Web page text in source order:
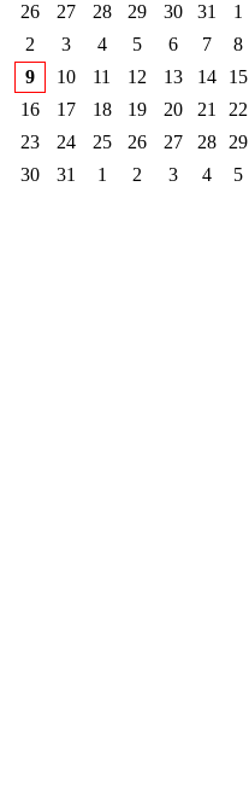
26
27 28 29 30 31
1
2
3 4 5 6 7
8
9
10 11 12 13 14
15
16
17 18 19 20 21
22
23
24 25 26 27 28
29
30
31 1 2 3 4 5